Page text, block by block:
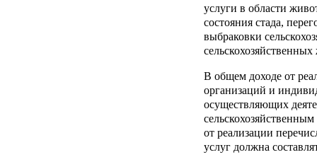
услуги в области
состояния стада,
выбраковки
В общем доходе от
организаций и
осуществляющих
от реализации
услуг должна